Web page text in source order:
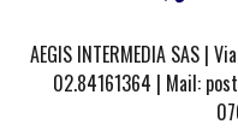
AEGIS INTERMEDIA SAS |
02.84161364 | Mail: